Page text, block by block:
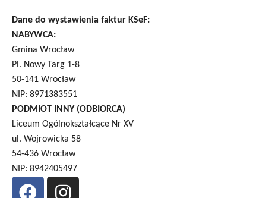
Dane do wystawienia faktur KSeF:
NABYWCA:
Gmina Wrocław
Pl. Nowy Targ 1-8
50-141 Wrocław
NIP: 8971383551
PODMIOT INNY (ODBIORCA)
Liceum Ogólnokształcące Nr XV
ul. Wojrowicka 58
54-436 Wrocław
NIP: 8942405497